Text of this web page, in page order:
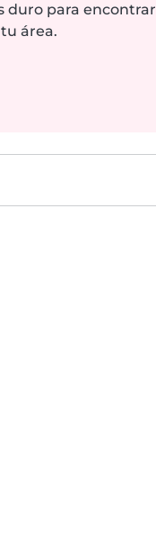
duro para encontrar
área.